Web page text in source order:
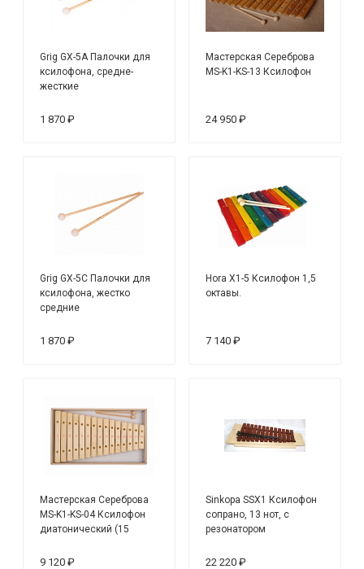
Grig GX-5A Палочки для
ксилофона, средне-
жесткие
1 870 ₽
Мастерская Сереброва
MS-K1-KS-13 Ксилофон
24 950 ₽
Grig GX-5C Палочки для
ксилофона, жестко
средние
1 870 ₽
Hora X1-5 Ксилофон 1,5
октавы.
7 140 ₽
Мастерская Сереброва
MS-K1-KS-04 Ксилофон
диатонический (15
9 120 ₽
Sinkopa SSX1 Ксилофон
сопрано, 13 нот, с
резонатором
22 220 ₽